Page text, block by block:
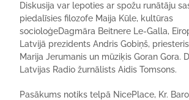
Diskusija var lepoties ar spožu runātāju
piedalīsies filozofe Maija Kūle, kultūras
socioloģeDagmāra Beitnere Le-Galla,
Latvijā prezidents Andris Gobiņš,
MarijaJerumanis un mūziķis Goran Gora.
Latvijas Radio žurnālistsAidis Tomsons.
Pasākums notiks telpā NicePlace, Kr.